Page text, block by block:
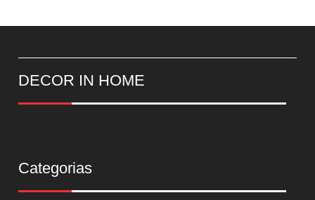
DECOR IN HOME
Categorias